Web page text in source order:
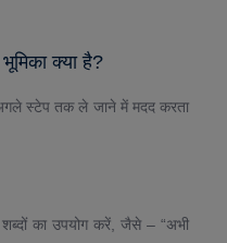
क्या है?
स्टेप तक ले जाने में मदद करता
का उपयोग करें, जैसे – “अभी